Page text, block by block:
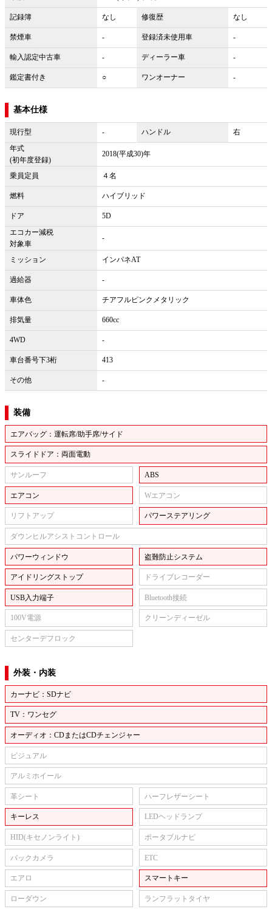
記録簿 なし 修復歴 なし
禁煙車 - 登録済未使用車 -
輸入認定中古車 - ディーラー車 -
鑑定書付き ○ ワンオーナー -
基本仕様
現行型 - ハンドル
右
年式
(初年度登録)
2018(平成30)年
乗員定員 ４名
燃料 ハイブリッド
ドア
5D
エコカー減税
対象車
-
ミッション インパネAT
過給器 -
車体色 チアフルピンクメタリック
排気量 660cc
4WD -
車台番号下3桁 413
その他 -
装備
エアバッグ：運転席/助手席/サイド
スライドドア：両面電動
サンルーフ ABS
エアコン Wエアコン
リフトアップ パワーステアリング
ダウンヒルアシストコントロール
パワーウィンドウ 盗難防止システム
アイドリングストップ ドライブレコーダー
USB入力端子 Bluetooth接続
100V電源 クリーンディーゼル
センターデフロック
外装・内装
カーナビ：SDナビ
TV：ワンセグ
オーディオ：CDまたはCDチェンジャー
ビジュアル
アルミホイール
革シート ハーフレザーシート
キーレス LEDヘッドランプ
HID(キセノンライト) ポータブルナビ
バックカメラ ETC
エアロ スマートキー
ローダウン ランフラットタイヤ